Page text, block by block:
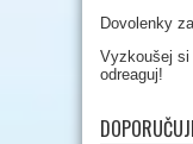
Dovolenky
Vyzkoušej si
odreaguj!